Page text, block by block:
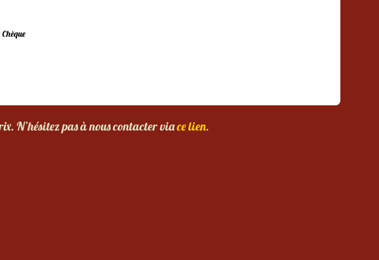
N’hésitez pas à nous contacter viace lien.